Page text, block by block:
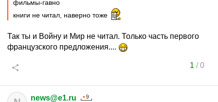
фильмы-гавно
книги не читал, наверно тоже
Так ты и Войну и Мир не читал. Только часть первого
французского предложения....
1 /0
news@e1.ru